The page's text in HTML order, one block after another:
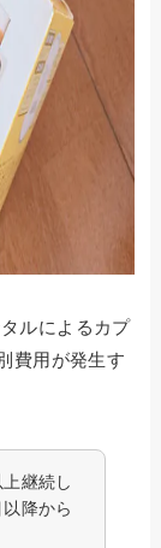
ルによるカプ
費用が発生す
継続し
降から